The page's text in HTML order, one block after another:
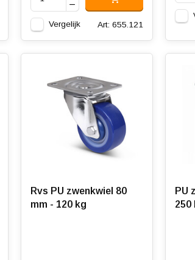
Vergelijk Art: 655.121
Rvs PU zwenkwiel 80
mm - 120 kg
PU
250